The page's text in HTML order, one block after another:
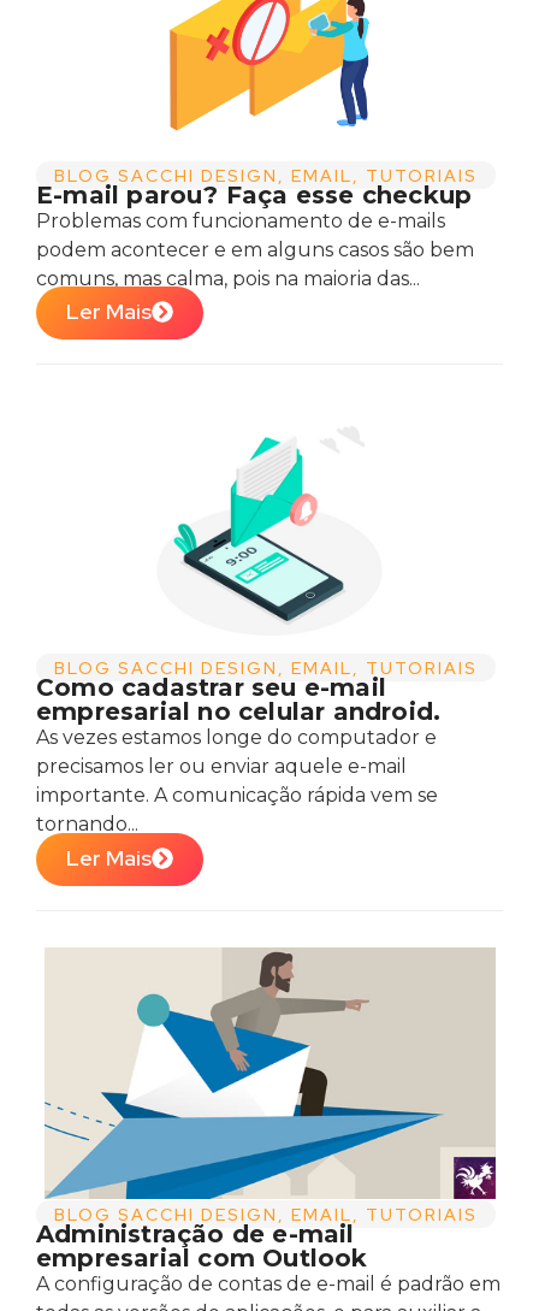
BLOG SACCHI DESIGN , EMAIL, TUTORIAIS
E-mail parou? Faça esse checkup
Problemas com funcionamento de e-mails
podem acontecer e em alguns casos são bem
comuns, mas calma, pois na maioria das...
Ler Mais
BLOG SACCHI DESIGN , EMAIL, TUTORIAIS
Como cadastrar seu e-mail
empresarial no celular android.
As vezes estamos longe do computador e
precisamos ler ou enviar aquele e-mail
importante. A comunicação rápida vem se
tornando...
Ler Mais
BLOG SACCHI DESIGN EMAIL TUTORIAIS
Administração de e-mail
empresarial com Outlook
A configuração de contas de e-mail é padrão em